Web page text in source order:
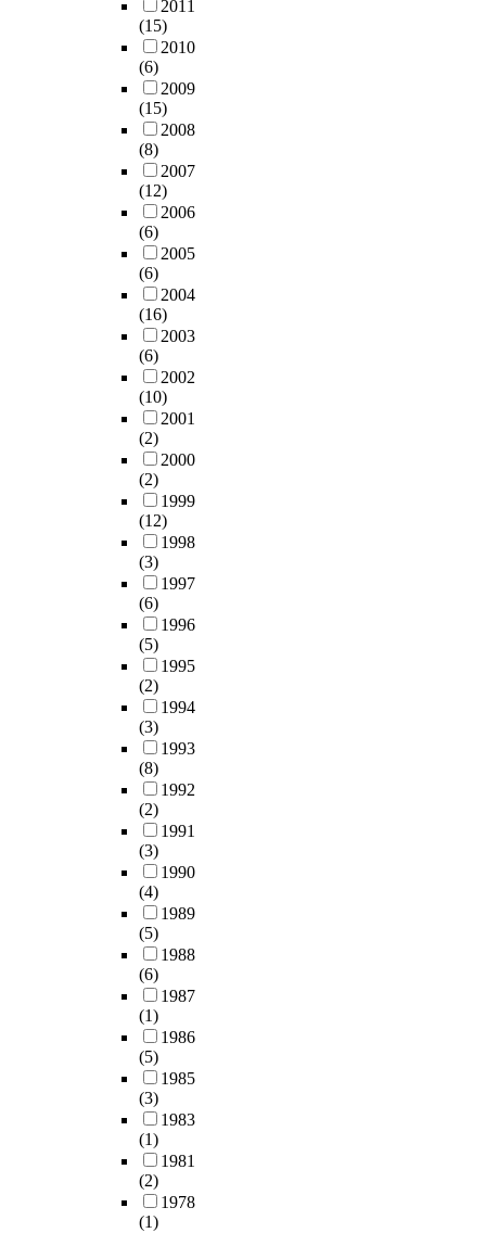
2011
(15)
2010
(6)
2009
(15)
2008
(8)
2007
(12)
2006
(6)
2005
(6)
2004
(16)
2003
(6)
2002
(10)
2001
(2)
2000
(2)
1999
(12)
1998
(3)
1997
(6)
1996
(5)
1995
(2)
1994
(3)
1993
(8)
1992
(2)
1991
(3)
1990
(4)
1989
(5)
1988
(6)
1987
(1)
1986
(5)
1985
(3)
1983
(1)
1981
(2)
1978
(1)